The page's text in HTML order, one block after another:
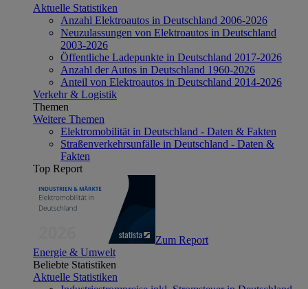
Aktuelle Statistiken
Anzahl Elektroautos in Deutschland 2006-2026
Neuzulassungen von Elektroautos in Deutschland
2003-2026
Öffentliche Ladepunkte in Deutschland 2017-2026
Anzahl der Autos in Deutschland 1960-2026
Anteil von Elektroautos in Deutschland 2014-2026
Verkehr & Logistik
Themen
Weitere Themen
Elektromobilität in Deutschland - Daten & Fakten
Straßenverkehrsunfälle in Deutschland - Daten &
Fakten
Top Report
Zum Report
Energie & Umwelt
Beliebte Statistiken
Aktuelle Statistiken